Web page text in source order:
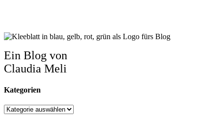
Ein Blog von
Claudia Meli
Kategorien
Kategorien